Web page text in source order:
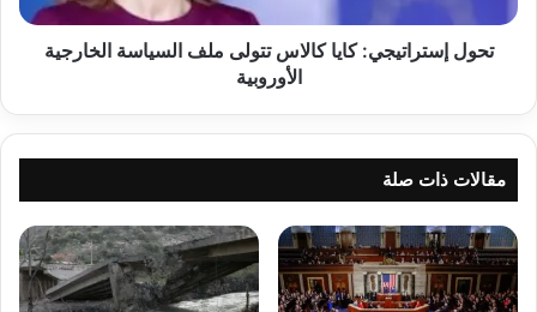
الأوروبية
تحول إستراتيجي: كايا كالاس تتولى ملف السياسة الخارجية
الأوروبية
مقالات ذات صلة